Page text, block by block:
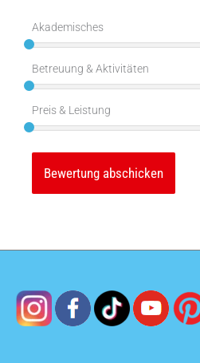
Akademisches
Betreuung & Aktivitäten
Preis & Leistung